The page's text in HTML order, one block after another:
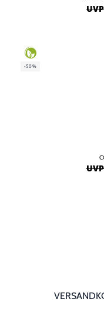
-50%